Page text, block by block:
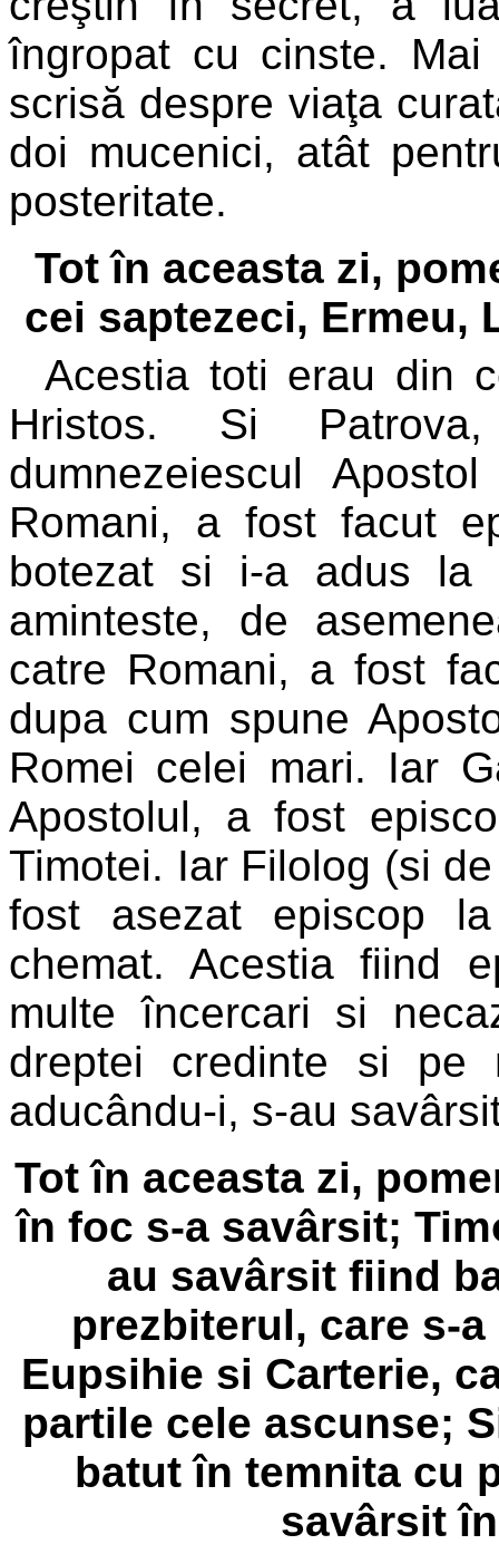
îngropat cu cinste.
scrisă despre viaţa
doi mucenici, atât
posteritate.
Tot în aceasta zi,
cei saptezeci, Ermeu,
Acestia toti erau din
Hristos. Si
dumnezeiescul
Romani, a fost facut
botezat si i-a adus la
aminteste, de
catre Romani, a fost
dupa cum spune
Romei celei mari. Iar
Apostolul, a fost
Timotei. Iar Filolog (si
fost asezat episcop
chemat. Acestia fiind
multe încercari si
dreptei credinte si pe
aducându-i, s-au
Tot în aceasta zi,
în foc s-a savârsit;
au savârsit fiind
prezbiterul, care s-
Eupsihie si Carterie,
partile cele ascunse;
batut în temnita cu
savârsit